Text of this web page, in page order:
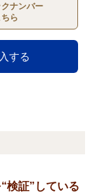
ナンバー
ら
する
検証”している